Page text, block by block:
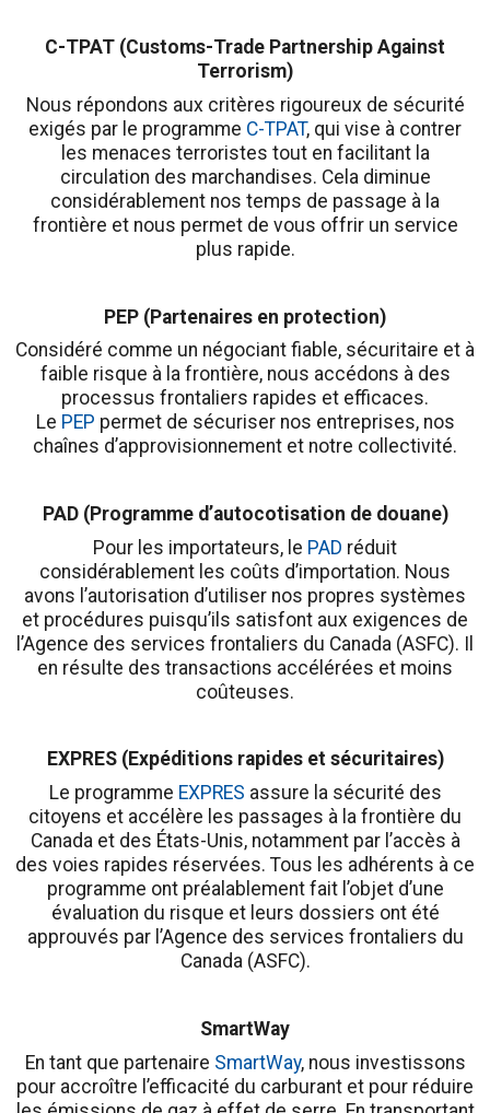
C-TPAT (Customs-Trade Partnership Against
Terrorism)
Nous répondons aux critères rigoureux de sécurité
exigés par le programme C-TPAT, qui vise à contrer
les menaces terroristes tout en facilitant la
circulation des marchandises. Cela diminue
considérablement nos temps de passage à la
frontière et nous permet de vous offrir un service
plus rapide.
PEP (Partenaires en protection)
Considéré comme un négociant fiable, sécuritaire et à
faible risque à la frontière, nous accédons à des
processus frontaliers rapides et efficaces.
Le PEP permet de sécuriser nos entreprises, nos
chaînes d’approvisionnement et notre collectivité.
PAD (Programme d’autocotisation de douane)
Pour les importateurs, le PAD réduit
considérablement les coûts d’importation. Nous
avons l’autorisation d’utiliser nos propres systèmes
et procédures puisqu’ils satisfont aux exigences de
l’Agence des services frontaliers du Canada (ASFC). Il
en résulte des transactions accélérées et moins
coûteuses.
EXPRES (Expéditions rapides et sécuritaires)
Le programme EXPRES assure la sécurité des
citoyens et accélère les passages à la frontière du
Canada et des États-Unis, notamment par l’accès à
des voies rapides réservées. Tous les adhérents à ce
programme ont préalablement fait l’objet d’une
évaluation du risque et leurs dossiers ont été
approuvés par l’Agence des services frontaliers du
Canada (ASFC).
SmartWay
En tant que partenaire SmartWay, nous investissons
pour accroître l’efficacité du carburant et pour réduire